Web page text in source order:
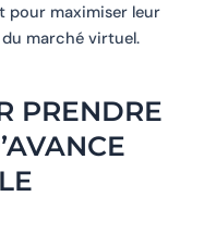
pour maximiser leur
marché virtuel.
PRENDRE